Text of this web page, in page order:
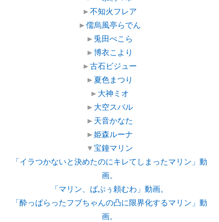
►不知火フレア
►儒烏風亭らでん
► 兎田ぺこら
►博衣こより
►古石ビジュー
► 夏色まつり
► 大神ミオ
► 大空スバル
► 天音かなた
►姫森ルーナ
▼宝鐘マリン
「イラつかないと決めたのにキレてしまったマリン」動
画。
「マリン、ばぶぅ頼むわ」動画。
「酔っぱらったフブちゃんの凸に限界化するマリン」動
画。